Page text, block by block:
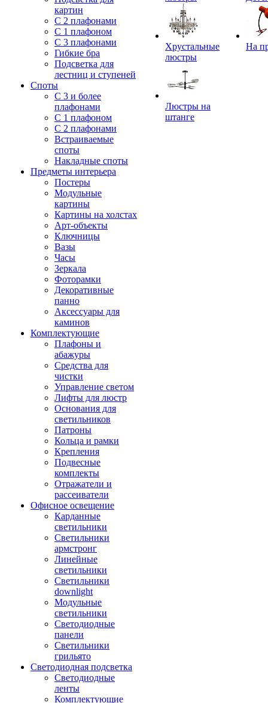
картин
С 2 плафонами
С 1 плафоном
С 3 плафонами
Гибкие бра
Подсветка для
лестниц и ступеней
Споты
С 3 и более
плафонами
С 1 плафоном
С 2 плафонами
Встраиваемые
споты
Накладные споты
Предметы интерьера
Постеры
Модульные
картины
Картины на холстах
Арт-объекты
Ключницы
Вазы
Часы
Зеркала
Фоторамки
Декоративные
панно
Аксессуары для
каминов
Комплектующие
Плафоны и
абажуры
Средства для
чистки
Управление светом
Лифты для люстр
Основания для
светильников
Патроны
Кольца и рамки
Крепления
Подвесные
комплекты
Отражатели и
рассеиватели
Офисное освещение
Карданные
светильники
Светильники
армстронг
Линейные
светильники
Светильники
downlight
Модульные
светильники
Светодиодные
панели
Светильники
грильято
Светодиодная подсветка
Светодиодные
ленты
Комплектующие
Хрустальные
люстры
Люстры на
штанге
На